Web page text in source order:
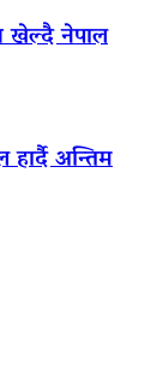
खेल्दै नेपाल
अन्तिम